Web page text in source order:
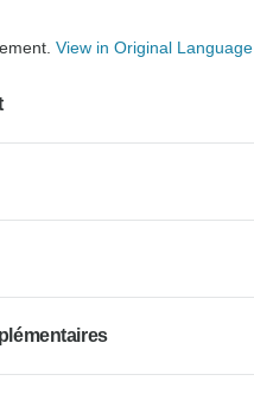
View in Original Language